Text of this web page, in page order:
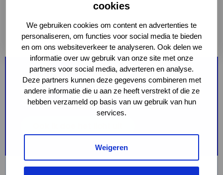
cookies
We gebruiken cookies om content en advertenties te
personaliseren, om functies voor social media te bieden
en om ons websiteverkeer te analyseren. Ook delen we
informatie over uw gebruik van onze site met onze
partners voor social media, adverteren en analyse.
Deze partners kunnen deze gegevens combineren met
andere informatie die u aan ze heeft verstrekt of die ze
hebben verzameld op basis van uw gebruik van hun
services.
Weigeren
Meld je hier aan als particulier,
bedrijf of gemeente. En laat zien
dat je meedoet!